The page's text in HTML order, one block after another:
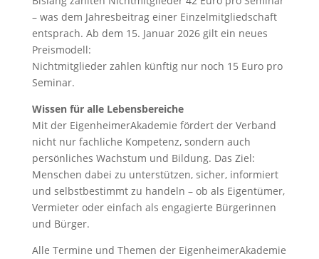
– was dem Jahresbeitrag einer Einzelmitgliedschaft
entsprach. Ab dem 15. Januar 2026 gilt ein neues
Preismodell:
Nichtmitglieder zahlen künftig nur noch 15 Euro pro
Seminar.
Wissen für alle Lebensbereiche
Mit der EigenheimerAkademie fördert der Verband
nicht nur fachliche Kompetenz, sondern auch
persönliches Wachstum und Bildung. Das Ziel:
Menschen dabei zu unterstützen, sicher, informiert
und selbstbestimmt zu handeln – ob als Eigentümer,
Vermieter oder einfach als engagierte Bürgerinnen
und Bürger.
Alle Termine und Themen der EigenheimerAkademie